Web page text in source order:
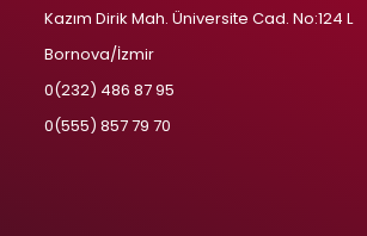
Kazım Dirik Mah. Üniversite Cad. No:124 L
Bornova/İzmir
0(232) 486 87 95
0(555) 857 79 70